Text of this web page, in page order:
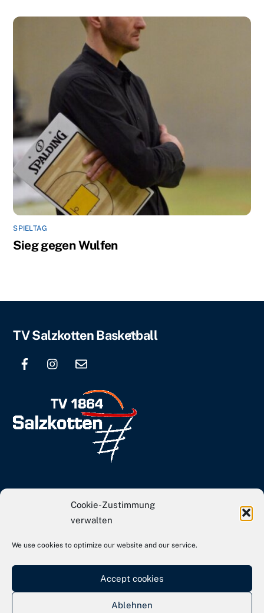
Cookie-Zustimmung
verwalten
We use cookies to optimize our website and our service.
Accept cookies
Ablehnen
SPIELTAG
Sieg gegen Wulfen
Back
TV Salzkotten Basketball
info[at]tvs-basketball.de
Webseite TVS Gesamtverein
Kontakt